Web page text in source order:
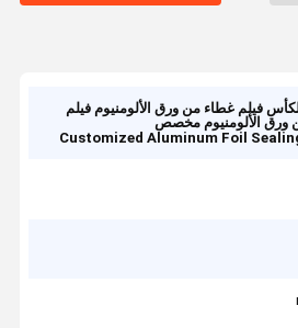
فيلم غطاء من ورق الألومنيوم فيلم
ورق الألومنيوم مخصص
Customized Aluminum Foil